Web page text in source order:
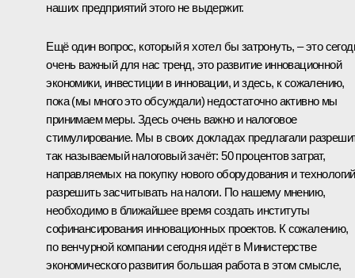
наших предприятий этого не выдержит.
Ещё один вопрос, который я хотел бы затронуть, – это
очень важный для нас тренд, это развитие инновационной
экономики, инвестиции в инновации, и здесь, к сожалению,
пока (мы много это обсуждали) недостаточно активно мы
принимаем меры. Здесь очень важно и налоговое
стимулирование. Мы в своих докладах предлагали
так называемый налоговый зачёт: 50 процентов затрат,
направляемых на покупку нового оборудования и
разрешить засчитывать на налоги. По нашему мнению,
необходимо в ближайшее время создать институты
софинансирования инновационных проектов. К сожалению,
по венчурной компании сегодня идёт в Министерстве
экономического развития большая работа в этом смысле,